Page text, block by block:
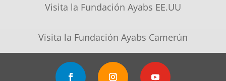
Visita la Fundación Ayabs EE.UU
Visita la Fundación Ayabs Camerún